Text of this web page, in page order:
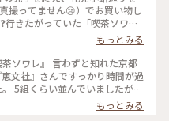
もクラシックでキレイ✨ 頼ん
キレイ～✨ 優しいランプの明か
ゼリーの懐かしい感じや優しい
同じサイズで、ゼリーだと思
まいました💦 あっという間に
だこの雰囲気の中にいたくて
ましたが、きっと外には長い行
店を後にしました。 またこの
ワレ #喫
撮ってません😢）でお買い物し
行きたがっていた「喫茶ソワ
のお店なので長蛇の列ができ
が、運良く２組しか待っていま
され、２階の窓側の席へ。若
、男性だけで来ているグルー
さっちぶうさんはゼリーポン
内の雰囲気は、暗めの照明で
囲気でした。 美味しくいただ
もっとみる
ソワレ』 言わずと知れた京都
文社』さんですっかり時間が過
5組くらい並んでいましたが、
できました。 昔ながらのお店
が、運良く2階の窓辺の 小さな
もっとみる